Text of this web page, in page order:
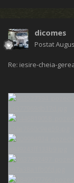
dicomes
Postat
Re: iesire-cheia-